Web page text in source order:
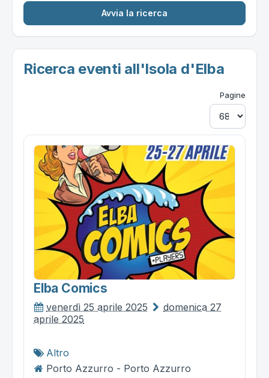
Ricerca eventi all'Isola d'Elba
Pagine
Elba Comics
venerdì 25 aprile 2025
domenica 27
aprile 2025
Altro
Porto Azzurro - Porto Azzurro